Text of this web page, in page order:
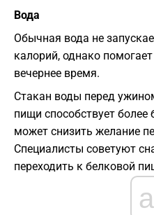
Вода
Обычная вода не
калорий, однако
вечернее время.
Стакан воды перед
пищи способствует
может снизить желание
Специалисты советуют
переходить к белковой